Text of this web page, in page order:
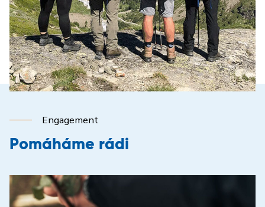
Engagement
Pomáháme rádi